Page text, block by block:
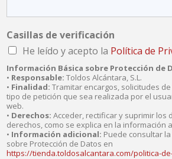
Casillas de verificación
He leído y acepto la Política de
Información Básica sobre Protección de
• Responsable: Toldos Alcántara, S.L.
• Finalidad: Tramitar encargos, solicitudes
tipo de petición que sea realizada por el
web.
• Derechos: Acceder, rectificar y suprimir los
derechos, como se explica en la información
• Información adicional: Puede consultar
sobre Protección de Datos en
https://tienda.toldosalcantara.com/politica-